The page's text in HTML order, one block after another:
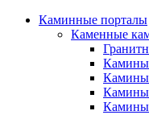
Каминные порталы
Каменные
Камины
Камины
Камины
Камины